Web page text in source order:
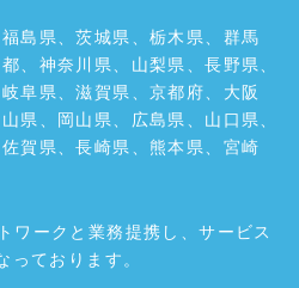
島県、茨城県、栃木県、群馬
、神奈川県、山梨県、長野県、
阜県、滋賀県、京都府、大阪
県、岡山県、広島県、山口県、
賀県、長崎県、熊本県、宮崎
ワークと業務提携し、サービス
っております。